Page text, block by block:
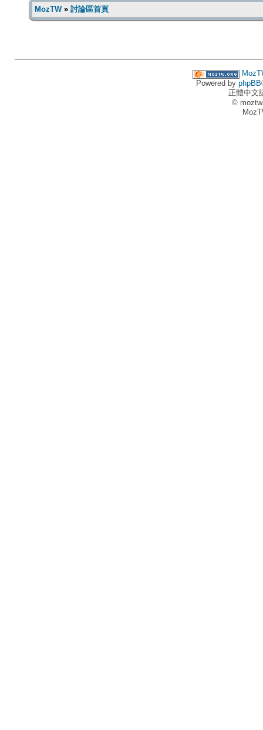
MozTW» 討論區首頁
Powered by phpBB
正體中文
©